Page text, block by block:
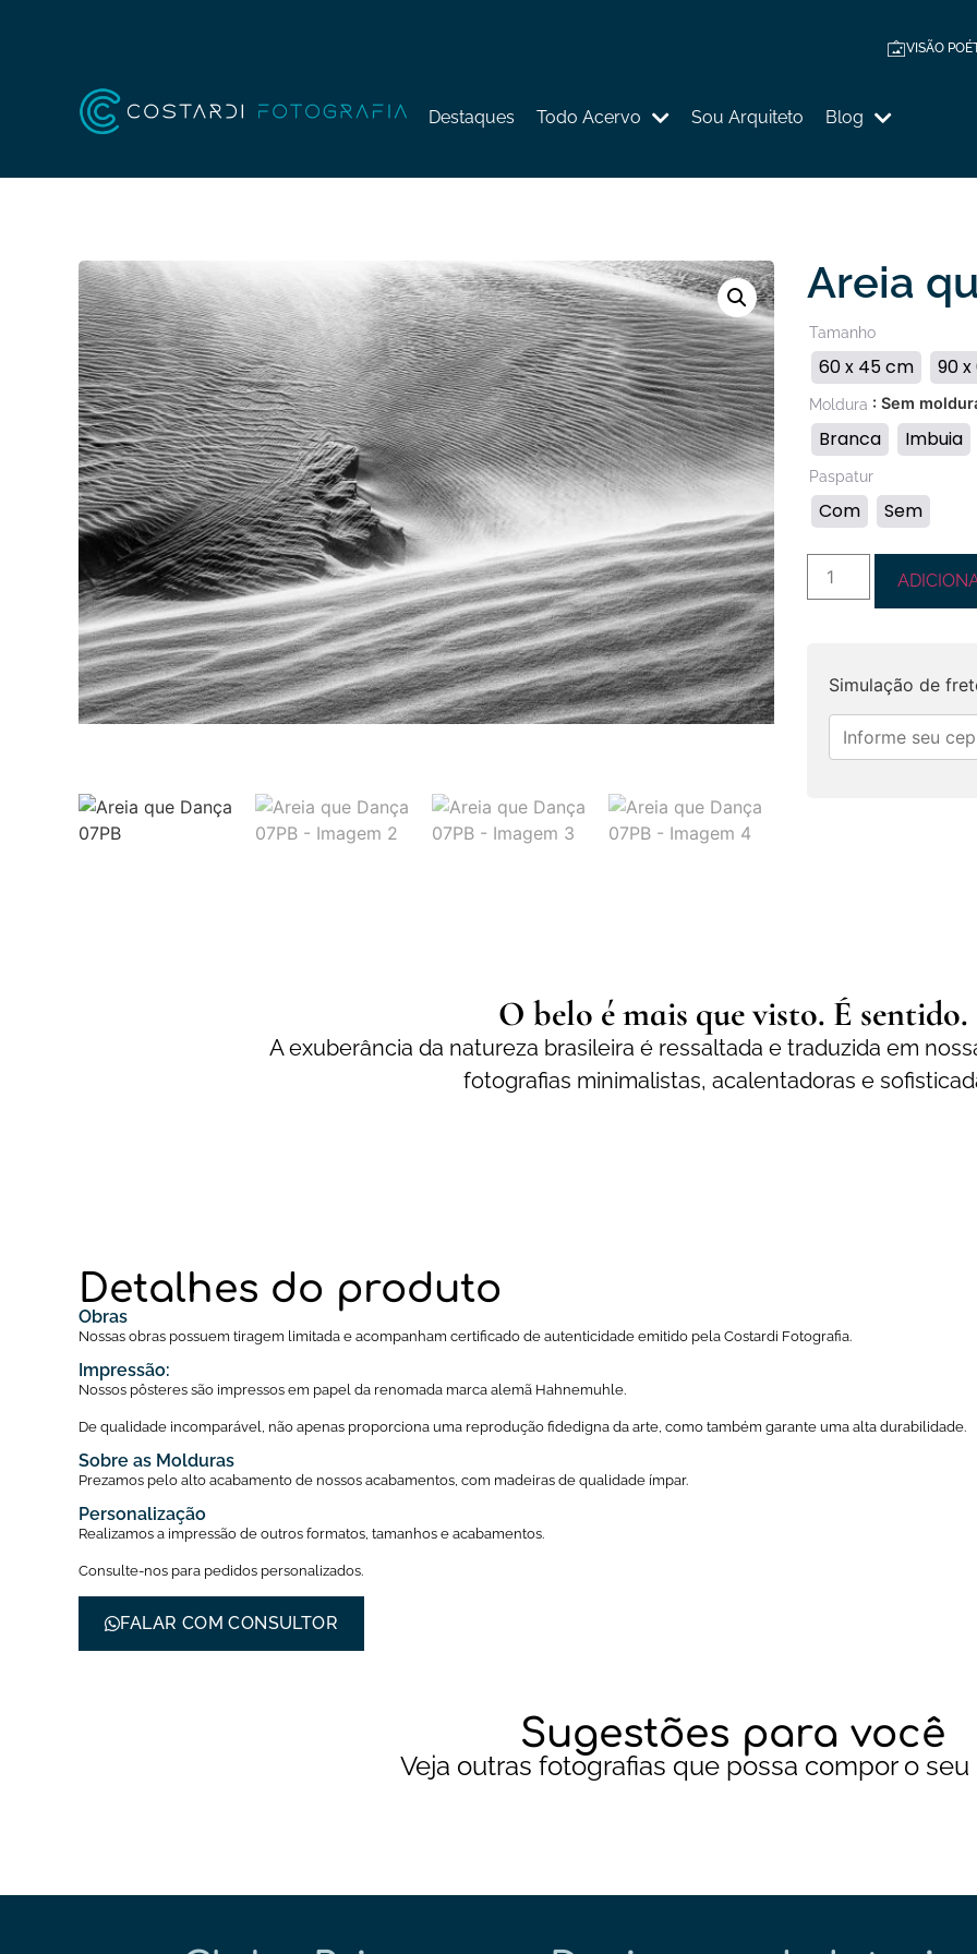
VISÃO
Destaques Todo Acervo Sou Arquiteto Blog
Areia
Tamanho
60 x 45 cm 90
Moldura : Sem
Branca Imbuia
Paspatur
Com Sem
Simulação de
O belo é mais que visto. É sentido.
A exuberância da natureza brasileira é ressaltada e traduzida em
fotografias minimalistas, acalentadoras e
Detalhes do produto
Obras
Nossas obras possuem tiragem limitada e acompanham certificado de autenticidade emitido pela Costardi Fotografia.
Impressão:
Nossos pôsteres são impressos em papel da renomada marca alemã Hahnemuhle.
De qualidade incomparável, não apenas proporciona uma reprodução fidedigna da arte, como também garante uma alta durabilidade.
Sobre as Molduras
Prezamos pelo alto acabamento de nossos acabamentos, com madeiras de qualidade ímpar.
Personalização
Realizamos a impressão de outros formatos, tamanhos e acabamentos.
Consulte-nos para pedidos personalizados.
FALAR COM CONSULTOR
Sugestões para você
Veja outras fotografias que possa compor o seu